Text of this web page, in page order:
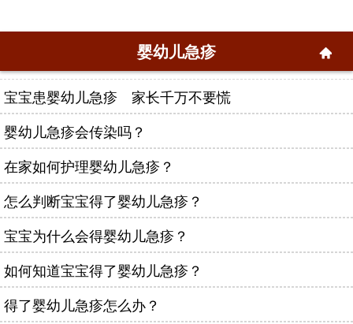
婴幼儿急疹
宝宝患婴幼儿急疹 家长千万不要慌
婴幼儿急疹会传染吗？
在家如何护理婴幼儿急疹？
怎么判断宝宝得了婴幼儿急疹？
宝宝为什么会得婴幼儿急疹？
如何知道宝宝得了婴幼儿急疹？
得了婴幼儿急疹怎么办？